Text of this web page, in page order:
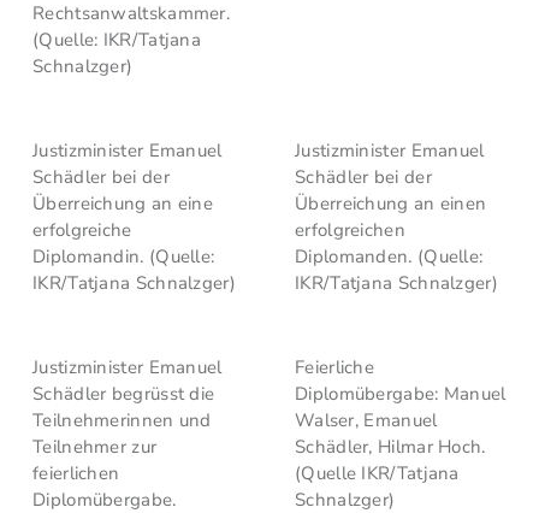
Rechtsanwaltskammer.
(Quelle: IKR/Tatjana
Schnalzger)
Justizminister Emanuel
Schädler bei der
Überreichung an eine
erfolgreiche
Diplomandin. (Quelle:
IKR/Tatjana Schnalzger)
Justizminister Emanuel
Schädler bei der
Überreichung an einen
erfolgreichen
Diplomanden. (Quelle:
IKR/Tatjana Schnalzger)
Justizminister Emanuel
Schädler begrüsst die
Teilnehmerinnen und
Teilnehmer zur
feierlichen
Diplomübergabe.
Feierliche
Diplomübergabe: Manuel
Walser, Emanuel
Schädler, Hilmar Hoch.
(Quelle IKR/Tatjana
Schnalzger)